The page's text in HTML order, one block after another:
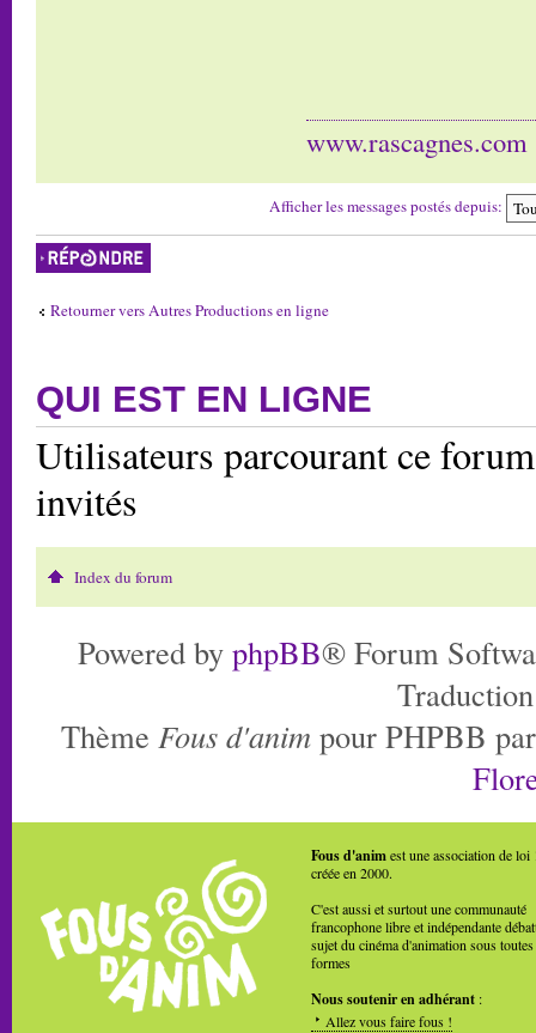
www.rascagnes.com
Afficher les messages postés depuis:
Répondre
Retourner vers Autres Productions en ligne
QUI EST EN LIGNE
Utilisateurs parcourant ce
invités
Index du forum
Powered by phpBB® Forum
Thème Fous d'anim pour PHPBB
Fous d'animest une association de loi
créée en 2000.
C'est aussi et surtout une communauté
francophone libre et indépendante
sujet du cinéma d'animation sous toutes
formes
Nous soutenir en adhérant :
Allez vous faire fous !